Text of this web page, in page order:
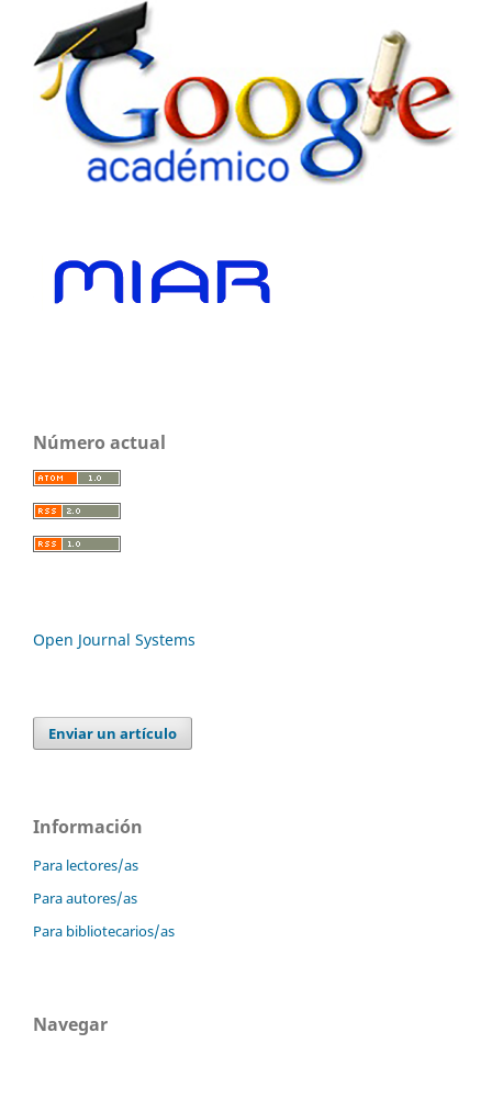
Número actual
Open Journal Systems
Enviar un artículo
Información
Para lectores/as
Para autores/as
Para bibliotecarios/as
Navegar